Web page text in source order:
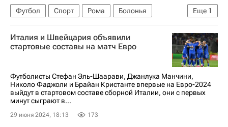
Еще 1
Футбол Спорт Рома
Болонья
Серия А 2026-2027 (Чемпионат Италии по футболу)
Италия и Швейцария объявили
стартовые составы на матч Евро
Футболисты Стефан Эль-Шаарави, Джанлука Манчини,
Николо Фаджоли и Брайан Кристанте впервые на Евро-2024
выйдут в стартовом составе сборной Италии, они с первых
минут сыграют в...
29 июня 2024, 18:13 173